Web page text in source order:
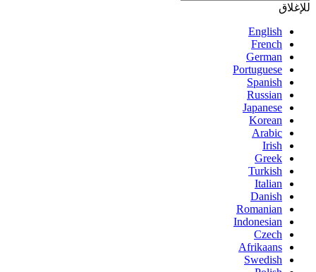
للإغلاق
English
French
German
Portuguese
Spanish
Russian
Japanese
Korean
Arabic
Irish
Greek
Turkish
Italian
Danish
Romanian
Indonesian
Czech
Afrikaans
Swedish